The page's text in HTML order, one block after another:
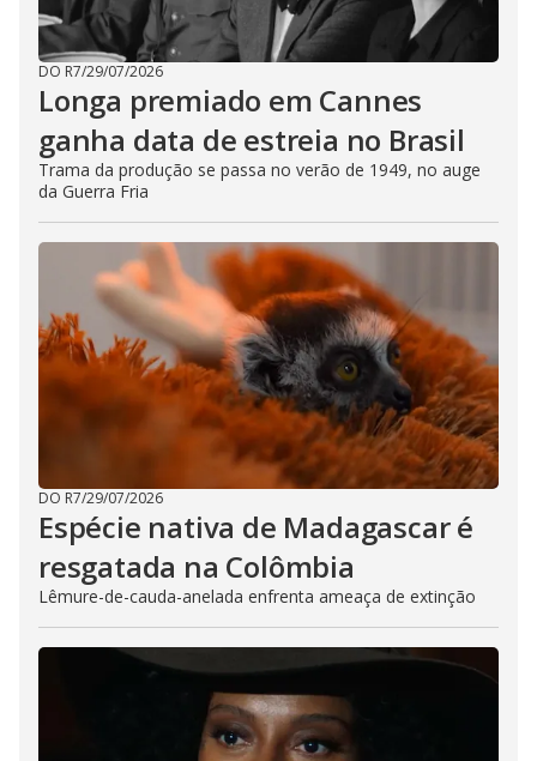
DO R7/29/07/2026
Longa premiado em Cannes
ganha data de estreia no Brasil
Trama da produção se passa no verão de 1949, no auge
da Guerra Fria
DO R7/29/07/2026
Espécie nativa de Madagascar é
resgatada na Colômbia
Lêmure-de-cauda-anelada enfrenta ameaça de extinção